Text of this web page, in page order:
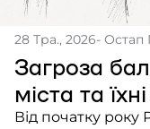
28 Тра., 2026- Остап
Загроза
міста та
Від початку року